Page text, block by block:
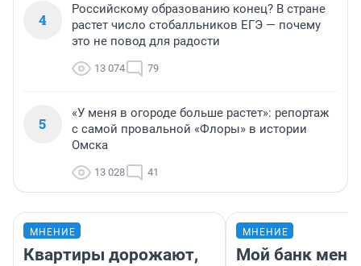
4
Российскому образованию конец? В стране
растет число стобалльников ЕГЭ — почему
это не повод для радости
13 074 79
5
«У меня в огороде больше растет»: репортаж
с самой провальной «Флоры» в истории
Омска
13 028 41
МНЕНИЕ
Квартиры дорожают,
МНЕНИЕ
Мой банк меня